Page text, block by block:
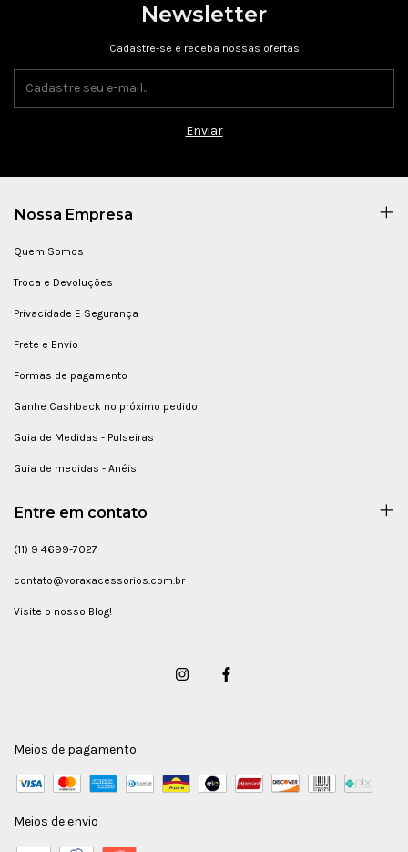
Newsletter
Cadastre-se e receba nossas ofertas
Nossa Empresa
Quem Somos
Troca e Devoluções
Privacidade E Segurança
Frete e Envio
Formas de pagamento
Ganhe Cashback no próximo pedido
Guia de Medidas - Pulseiras
Guia de medidas - Anéis
Entre em contato
(11) 9 4699-7027
contato@voraxacessorios.com.br
Visite o nosso Blog!
Meios de pagamento
Meios de envio